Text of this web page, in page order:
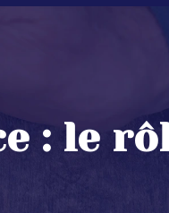
: le